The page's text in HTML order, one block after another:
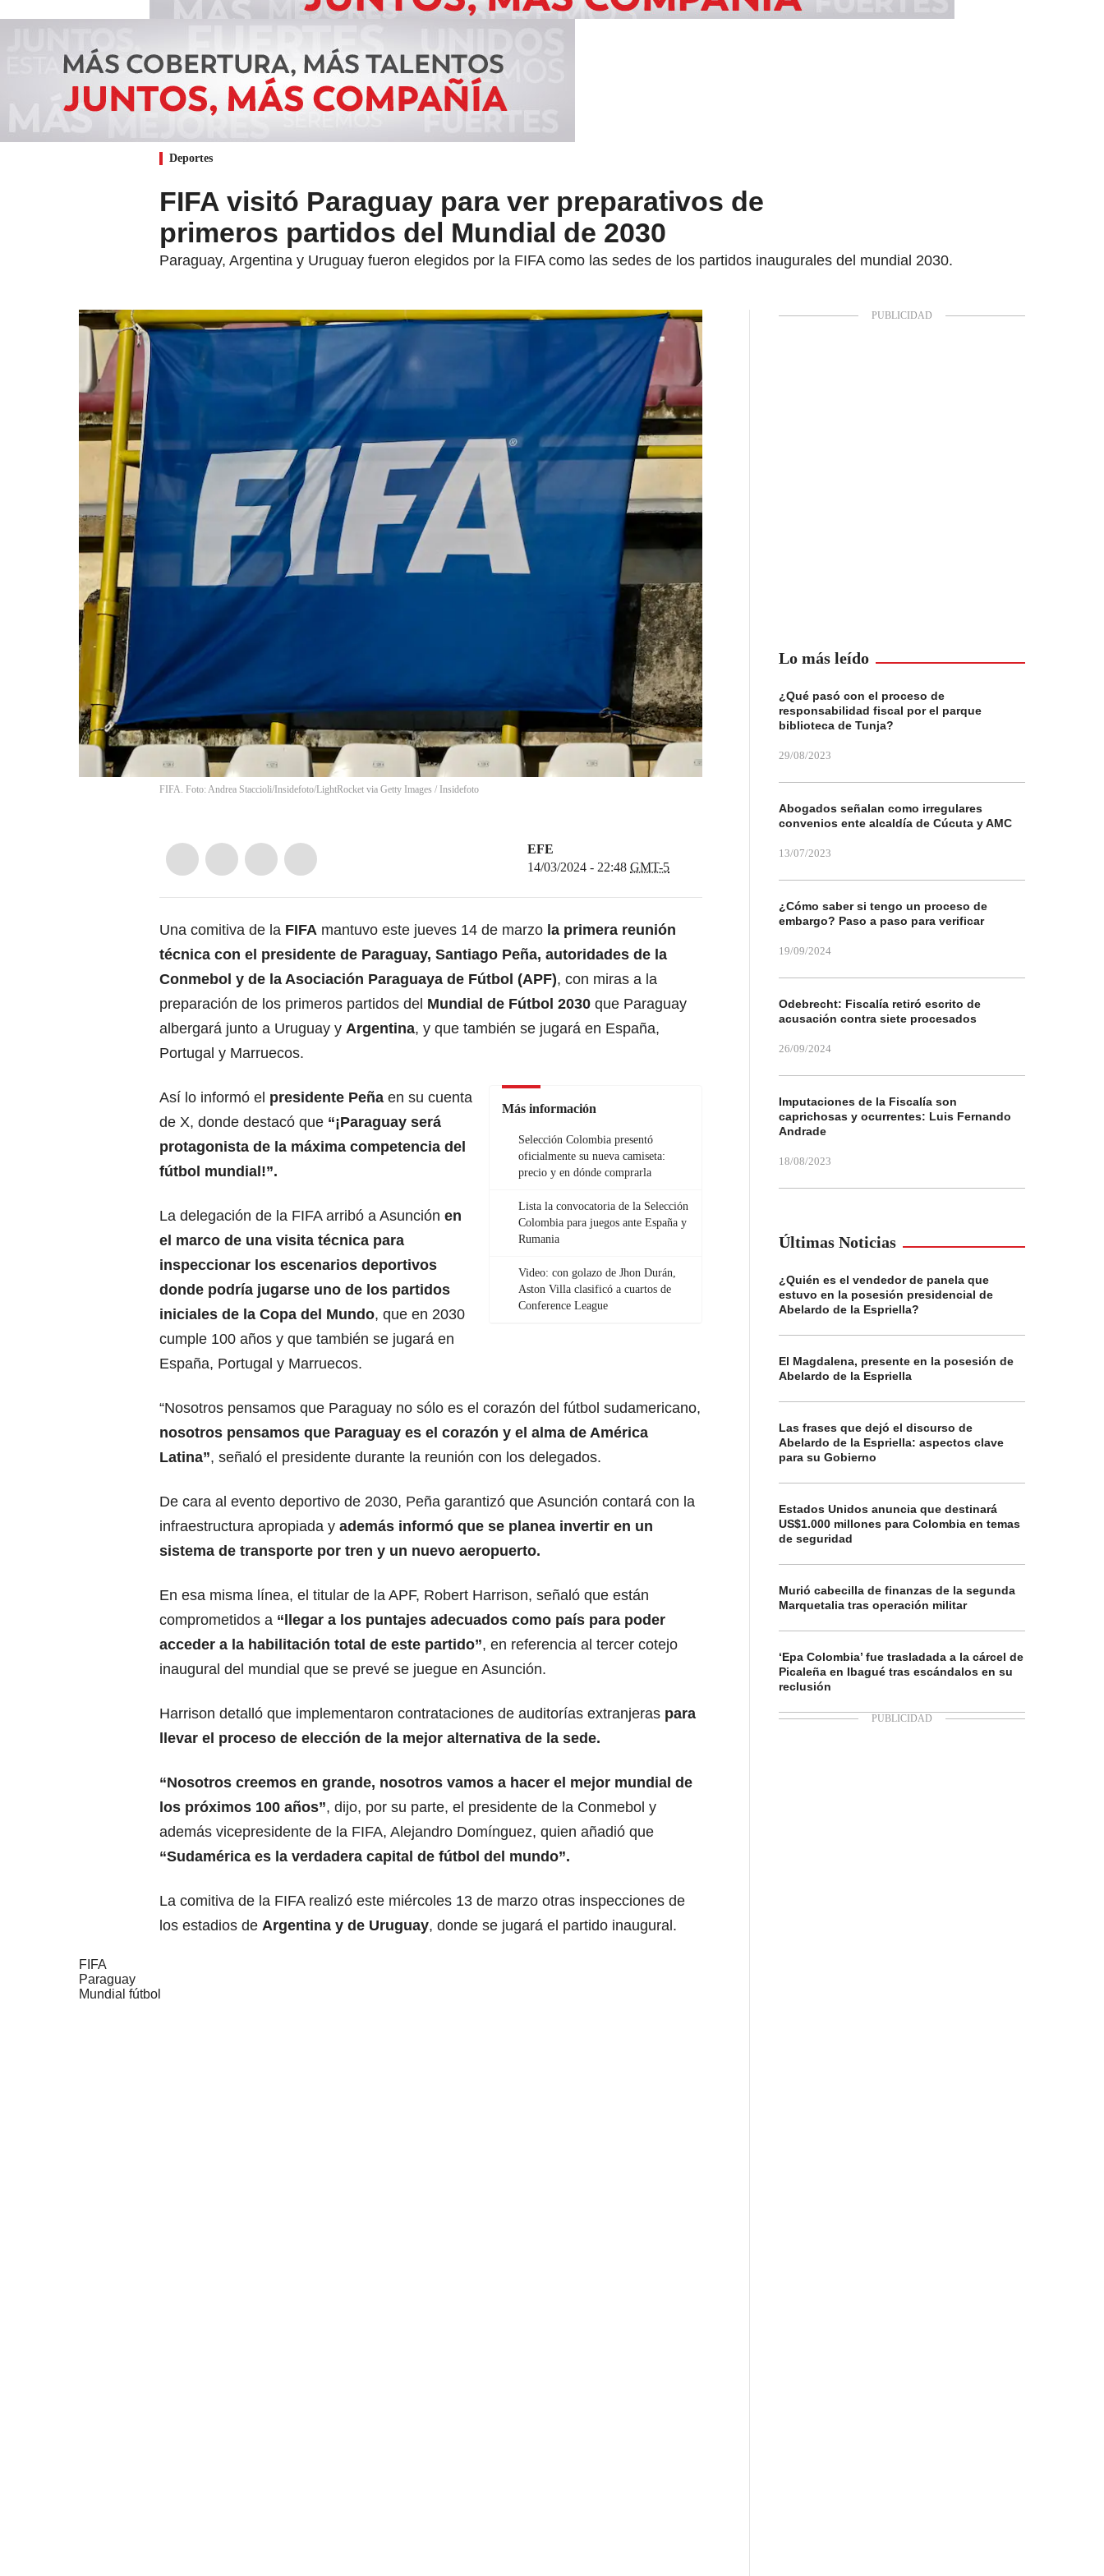
Deportes
FIFA visitó Paraguay para ver preparativos de
primeros partidos del Mundial de 2030
Paraguay, Argentina y Uruguay fueron elegidos por la FIFA como las sedes de los partidos inaugurales del mundial 2030.
FIFA. Foto: Andrea Staccioli/Insidefoto/LightRocket via Getty Images / Insidefoto
EFE
14/03/2024 - 22:48 GMT-5
Una comitiva de la FIFA mantuvo este jueves 14 de marzo la primera reunión
técnica con el presidente de Paraguay, Santiago Peña, autoridades de la
Conmebol y de la Asociación Paraguaya de Fútbol (APF), con miras a la
preparación de los primeros partidos del Mundial de Fútbol 2030 que Paraguay
albergará junto a Uruguay y Argentina, y que también se jugará en España,
Portugal y Marruecos.
Más información
Selección Colombia presentó
oficialmente su nueva camiseta:
precio y en dónde comprarla
Lista la convocatoria de la Selección
Colombia para juegos ante España y
Rumania
Video: con golazo de Jhon Durán,
Aston Villa clasificó a cuartos de
Conference League
Así lo informó el presidente Peña en su cuenta
de X, donde destacó que “¡Paraguay será
protagonista de la máxima competencia del
fútbol mundial!”.
La delegación de la FIFA arribó a Asunción en
el marco de una visita técnica para
inspeccionar los escenarios deportivos
donde podría jugarse uno de los partidos
iniciales de la Copa del Mundo, que en 2030
cumple 100 años y que también se jugará en
España, Portugal y Marruecos.
“Nosotros pensamos que Paraguay no sólo es el corazón del fútbol sudamericano,
nosotros pensamos que Paraguay es el corazón y el alma de América
Latina”, señaló el presidente durante la reunión con los delegados.
De cara al evento deportivo de 2030, Peña garantizó que Asunción contará con la
infraestructura apropiada y además informó que se planea invertir en un
sistema de transporte por tren y un nuevo aeropuerto.
En esa misma línea, el titular de la APF, Robert Harrison, señaló que están
comprometidos a “llegar a los puntajes adecuados como país para poder
acceder a la habilitación total de este partido”, en referencia al tercer cotejo
inaugural del mundial que se prevé se juegue en Asunción.
Harrison detalló que implementaron contrataciones de auditorías extranjeras para
llevar el proceso de elección de la mejor alternativa de la sede.
“Nosotros creemos en grande, nosotros vamos a hacer el mejor mundial de
los próximos 100 años”, dijo, por su parte, el presidente de la Conmebol y
además vicepresidente de la FIFA, Alejandro Domínguez, quien añadió que
“Sudamérica es la verdadera capital de fútbol del mundo”.
La comitiva de la FIFA realizó este miércoles 13 de marzo otras inspecciones de
los estadios de Argentina y de Uruguay, donde se jugará el partido inaugural.
FIFA
Paraguay
Mundial fútbol
Lo más leído
¿Qué pasó con el proceso de
responsabilidad fiscal por el parque
biblioteca de Tunja?
29/08/2023
Abogados señalan como irregulares
convenios ente alcaldía de Cúcuta y AMC
13/07/2023
¿Cómo saber si tengo un proceso de
embargo? Paso a paso para verificar
19/09/2024
Odebrecht: Fiscalía retiró escrito de
acusación contra siete procesados
26/09/2024
Imputaciones de la Fiscalía son
caprichosas y ocurrentes: Luis Fernando
Andrade
18/08/2023
Últimas Noticias
¿Quién es el vendedor de panela que
estuvo en la posesión presidencial de
Abelardo de la Espriella?
El Magdalena, presente en la posesión de
Abelardo de la Espriella
Las frases que dejó el discurso de
Abelardo de la Espriella: aspectos clave
para su Gobierno
Estados Unidos anuncia que destinará
US$1.000 millones para Colombia en temas
de seguridad
Murió cabecilla de finanzas de la segunda
Marquetalia tras operación militar
‘Epa Colombia’ fue trasladada a la cárcel de
Picaleña en Ibagué tras escándalos en su
reclusión